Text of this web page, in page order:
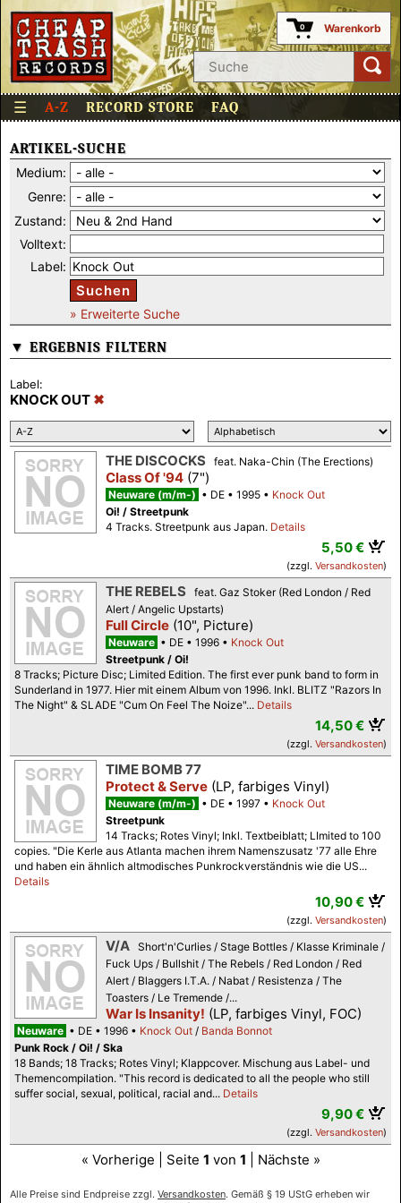
0 Warenkorb
☰ A-Z RECORD STORE FAQ
ARTIKEL-SUCHE
Medium:
Genre:
Zustand:
Volltext:
Label:
Suchen
» Erweiterte Suche
▼ ERGEBNIS FILTERN
Label:
KNOCK OUT
THE DISCOCKS feat. Naka-Chin (The Erections)
Class Of '94 (7")
Neuware (m/m-) DE 1995
Knock Out
Oi! / Streetpunk
4 Tracks. Streetpunk aus Japan. Details
5,50 €
(zzgl. Versandkosten)
THE REBELS
feat. Gaz Stoker (Red London / Red
Alert / Angelic Upstarts)
Full Circle (10", Picture)
Neuware DE 1996
Knock Out
Streetpunk / Oi!
8 Tracks; Picture Disc; Limited Edition. The first ever punk band to form in
Sunderland in 1977. Hier mit einem Album von 1996. Inkl. BLITZ "Razors In
The Night" & SLADE "Cum On Feel The Noize"... Details
14,50 €
(zzgl. Versandkosten)
TIME BOMB 77
Protect & Serve (LP, farbiges Vinyl)
Neuware (m/m-) DE 1997
Knock Out
Streetpunk
14 Tracks; Rotes Vinyl; Inkl. Textbeiblatt; LImited to 100
copies. "Die Kerle aus Atlanta machen ihrem Namenszusatz '77 alle Ehre
und haben ein ähnlich altmodisches Punkrockverständnis wie die US...
Details
10,90 €
(zzgl. Versandkosten)
V/A Short'n'Curlies / Stage Bottles / Klasse Kriminale /
Fuck Ups / Bullshit / The Rebels / Red London / Red
Alert / Blaggers I.T.A. / Nabat / Resistenza / The
Toasters / Le Tremende /...
War Is Insanity! (LP, farbiges Vinyl, FOC)
Neuware DE 1996 Knock Out / Banda Bonnot
Punk Rock / Oi! / Ska
18 Bands; 18 Tracks; Rotes Vinyl; Klappcover. Mischung aus Label- und
Themencompilation. "This record is dedicated to all the people who still
suffer social, sexual, political, racial and... Details
9,90 €
(zzgl. Versandkosten)
« Vorherige | Seite 1 von 1 | Nächste »
Alle Preise sind Endpreise zzgl. Versandkosten. Gemäß § 19 UStG erheben wir